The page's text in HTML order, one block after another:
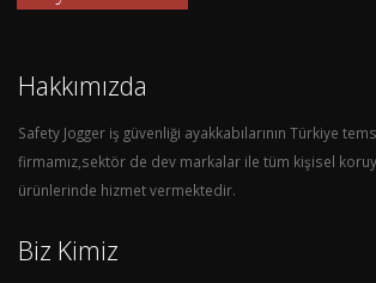
Hakkımızda
Safety Jogger iş güvenliği ayakkabılarının Türkiye
firmamız,sektör de dev markalar ile tüm kişisel
ürünlerinde hizmet vermektedir.
Biz Kimiz